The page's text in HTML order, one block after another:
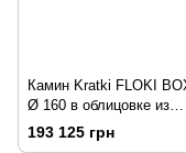
Камин Kratki FLOKI
Ø 160 в облицовке из
керамогранита OSSIDO
193 125 грн